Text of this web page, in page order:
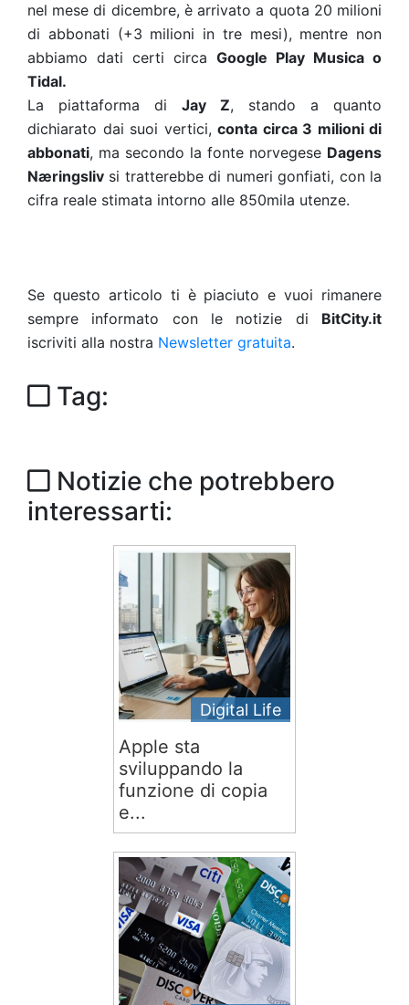
nel mese di dicembre, è arrivato a quota 20 milioni
di abbonati (+3 milioni in tre mesi), mentre non
abbiamo dati certi circa Google Play Musica o
Tidal.
La piattaforma di Jay Z, stando a quanto
dichiarato dai suoi vertici, conta circa 3 milioni di
abbonati, ma secondo la fonte norvegese Dagens
Næringsliv si tratterebbe di numeri gonfiati, con la
cifra reale stimata intorno alle 850mila utenze.
Se questo articolo ti è piaciuto e vuoi rimanere
sempre informato con le notizie di BitCity.it
iscriviti alla nostra Newsletter gratuita.
Tag:
Notizie che potrebbero
interessarti:
Digital Life
Apple sta
sviluppando la
funzione di copia
e...